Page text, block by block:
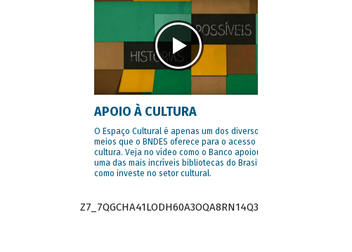
APOIO À CULTURA
O Espaço Cultural é apenas um dos diversos
meios que o BNDES oferece para o acesso à
cultura. Veja no vídeo como o Banco apoiou
uma das mais incríveis bibliotecas do Brasil e
como investe no setor cultural.
Z7_7QGCHA41LODH60A3OQA8RN14Q3